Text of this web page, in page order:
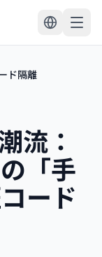
ド隔離
流：
「手
ード